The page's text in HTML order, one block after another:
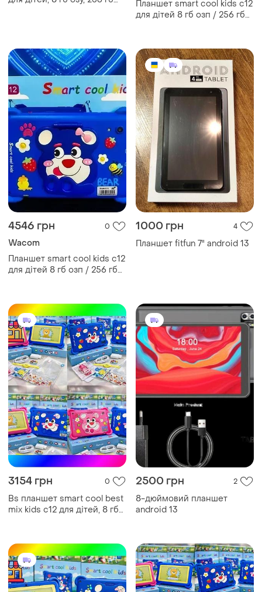
Планшет smart cool kids c12
для дітей 8 гб озп / 256 гб
4546 грн 0
Wacom
Планшет smart cool kids c12
для дітей 8 гб озп / 256 гб
1000 грн 4
Планшет fitfun 7" android 13
3154 грн 0
Bs планшет smart cool best
mix kids c12 для дітей, 8 гб
2500 грн 2
8-дюймовий планшет
android 13